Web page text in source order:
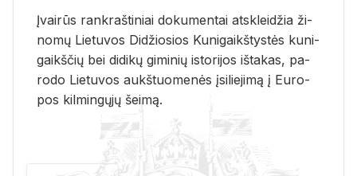
Įvai­rūs rank­raš­ti­niai do­ku­men­tai at­sklei­džia ži­
no­mų Lie­tu­vos Di­džio­sios Ku­ni­gaikš­tys­tės ku­ni­
gaikš­čių bei di­di­kų gi­mi­nių is­to­ri­jos iš­ta­kas, pa­
ro­do Lie­tu­vos aukš­tuo­me­nės įsi­lie­ji­mą į Eu­ro­
pos kil­min­gų­jų šei­mą.